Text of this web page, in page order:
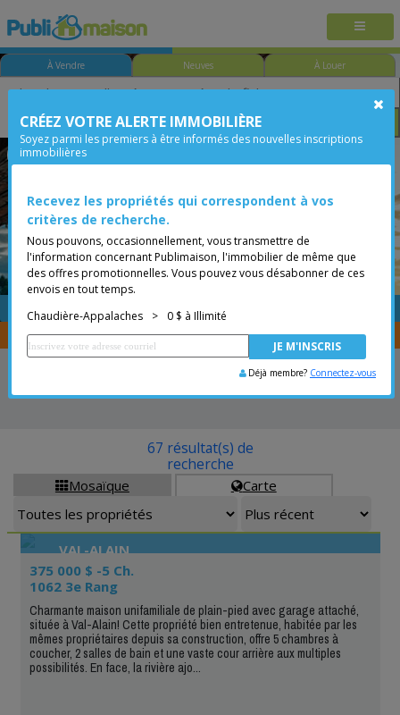
À Vendre Neuves À Louer
Chambre Prix
Chaudière-Appalaches
Placer une annonce GRATUITE
Vous êtes courtier, transférer vos propriétés avecCENTRIS
Mosaïque Carte
67 résultat(s) de
recherche
VAL-ALAIN
375 000 $ -5 Ch.
1062 3e Rang
Charmante maison unifamiliale de plain-pied avec garage attaché,
située à Val-Alain! Cette propriété bien entretenue, habitée par les
mêmes propriétaires depuis sa construction, offre 5 chambres à
coucher, 2 salles de bain et une vaste cour arrière aux multiples
possibilités. En face, la rivière ajo...
CRÉEZ VOTRE ALERTE IMMOBILIÈRE
Soyez parmi les premiers à être informés des nouvelles inscriptions
immobilières
Recevez les propriétés qui correspondent à vos
critères de recherche.
Nous pouvons, occasionnellement, vous transmettre de
l'information concernant Publimaison, l'immobilier de même que
des offres promotionnelles. Vous pouvez vous désabonner de ces
envois en tout temps.
Chaudière-Appalaches
> 0 $ à Illimité
Déjà membre? Connectez-vous